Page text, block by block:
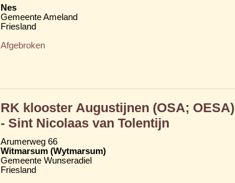
Nes
Gemeente Ameland
Friesland
Afgebroken
RK klooster Augustijnen (OSA; OESA)
- Sint Nicolaas van Tolentijn
Arumerweg 66
Witmarsum (Wytmarsum)
Gemeente Wunseradiel
Friesland